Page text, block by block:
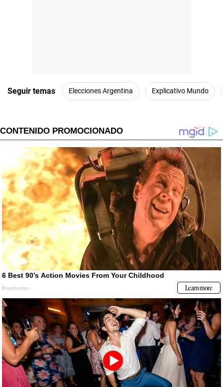
Seguir temas Elecciones Argentina Explicativo Mundo